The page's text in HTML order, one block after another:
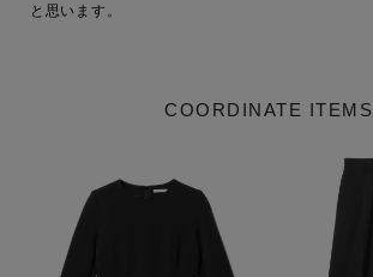
と思います。
COORDINATE ITEMS